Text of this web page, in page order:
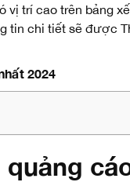
vị trí cao trên bảng
chi tiết sẽ được
2024